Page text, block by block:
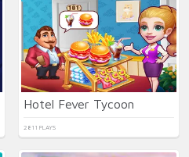
Hotel Fever Tycoon
2811 PLAYS